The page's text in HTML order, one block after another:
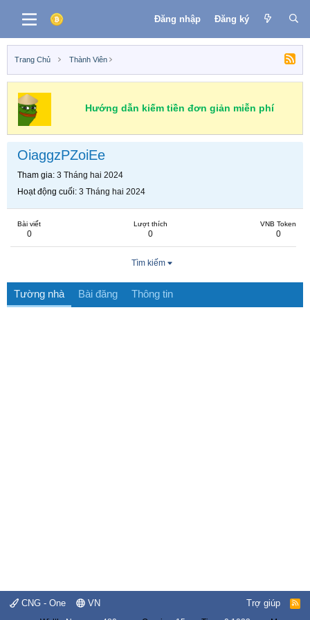
Đăng nhập Đăng ký
Trang Chủ Thành Viên
Hướng dẫn kiếm tiền đơn giản miễn phí
OiaggzPZoiEe
Tham gia 3 Tháng hai 2024
Hoạt động cuối 3 Tháng hai 2024
Bài viết
0
Lượt thích
0
VNB Token
0
Tìm kiếm
Tường nhà Bài đăng Thông tin
CNG - One VN Trợ giúp
R